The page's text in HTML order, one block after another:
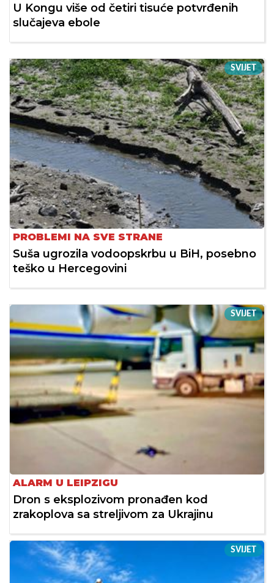
U Kongu više od četiri tisuće potvrđenih
slučajeva ebole
SVIJET
PROBLEMI NA SVE STRANE
Suša ugrozila vodoopskrbu u BiH, posebno
teško u Hercegovini
SVIJET
ALARM U LEIPZIGU
Dron s eksplozivom pronađen kod
zrakoplova sa streljivom za Ukrajinu
SVIJET